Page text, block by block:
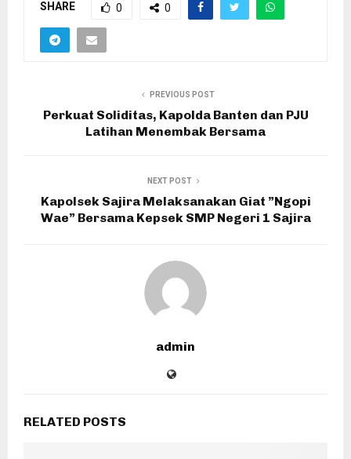
SHARE 0 0
PREVIOUS POST
Perkuat Soliditas, Kapolda Banten dan PJU
Latihan Menembak Bersama
NEXT POST
Kapolsek Sajira Melaksanakan Giat ”Ngopi
Wae” Bersama Kepsek SMP Negeri 1 Sajira
admin
RELATED POSTS